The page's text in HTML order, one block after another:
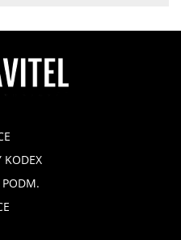
KODEX